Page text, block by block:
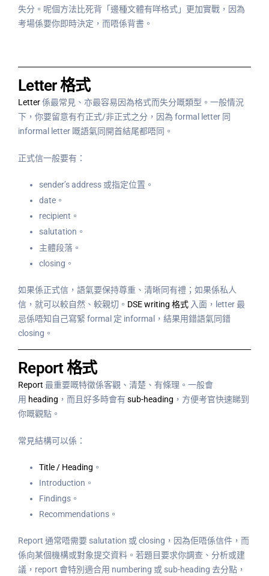
失分。呢個方法比死背「邊種文體有咩格式」更加實戰，因為
考場係要你即時決定，而唔係背書。
Letter 格式
Letter係最常見、亦最容易因為格式而失分嘅類型。一般情況
下，你要留意有冇正式/非正式之分，因為 formal letter 同
informal letter 嘅語氣同開首結尾都唔同。
正式信一般要有：
sender’s address 或指定位置。
date。
recipient。
salutation。
主體段落。
closing。
如果係正式信，語氣要保持尊重、清晰同有禮；如果係私人
信，就可以較自然、較親切。 DSE writing 格式 入面，letter 最
忌係唔知自己寫緊 formal 定 informal，結果用錯語氣同錯
closing。
Report 格式
Report 最重要嘅特徵係客觀、清楚、有條理。一般會
用 heading ，而且好多時會有 sub-heading ，方便考官快速睇到
你嘅觀點。
常見結構可以係：
Title / Heading 。
Introduction。
Findings。
Recommendations。
Report 通常唔需要 salutation 或 closing，因為佢唔係信件，而
係向某個機構或對象提交資料。若題目要求你調查、分析或建
議，report 會特別適合用 numbering 或 sub-heading 去分點，